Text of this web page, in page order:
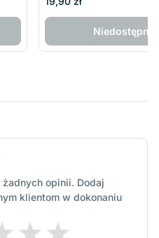
Niedostępny
opinii. Dodaj
klientom w dokonaniu